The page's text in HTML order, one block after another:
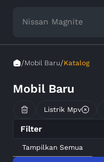
Nissan Magnite
/Mobil Baru/Katalog
Mobil Baru
Listrik Mpv
Filter
Tampilkan Semua